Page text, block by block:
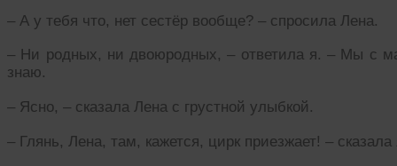
– А у тебя что, нет сестёр вообще? – спросила Лена.
– Ни родных, ни двоюродных, – ответила я. – Мы с
знаю.
– Ясно, – сказала Лена с грустной улыбкой.
– Глянь, Лена, там, кажется, цирк приезжает! –